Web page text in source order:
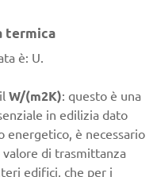
termica
è: U.
W/(m2K): questo è una
in edilizia dato
energetico, è necessario
valore di trasmittanza
edifici, che per i